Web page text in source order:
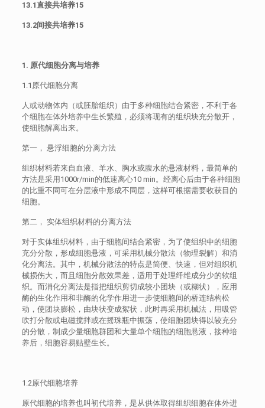
13.1直接共培养15
13.2间接共培养15
1. 原代细胞分离与培养
1.1原代细胞分离
人或动物体内（或胚胎组织）由于多种细胞结合紧密，不利于各
个细胞在体外培养中生长繁殖，必须将现有的组织块充分散开，
使细胞解离出来。
第一， 悬浮细胞的分离方法
组织材料若来自血液、羊水、胸水或腹水的悬液材料，最简单的
方法是采用1000r/min的低速离心10 min。经离心后由于各种细胞
的比重不同可在分层液中形成不同层，这样可根据需要收获目的
细胞。
第二， 实体组织材料的分离方法
对于实体组织材料，由于细胞间结合紧密，为了使组织中的细胞
充分分散，形成细胞悬液，可采用机械分散法（物理裂解）和消
化分离法。其中，机械分散法的特点是简便、快速，但对组织机
械损伤大，而且细胞分散效果差，适用于处理纤维成分少的软组
织。而消化分离法是指把组织剪切成较小团块（或糊状），应用
酶的生化作用和非酶的化学作用进一步使细胞间的桥连结构松
动，使团块膨松，由块状变成絮状，此时再采用机械法，用吸管
吹打分散或电磁搅拌或在摇珠瓶中振荡，使细胞团块得以较充分
的分散，制成少量细胞群团和大量单个细胞的细胞悬液，接种培
养后，细胞容易贴壁生长。
1.2原代细胞培养
原代细胞的培养也叫初代培养，是从供体取得组织细胞在体外进